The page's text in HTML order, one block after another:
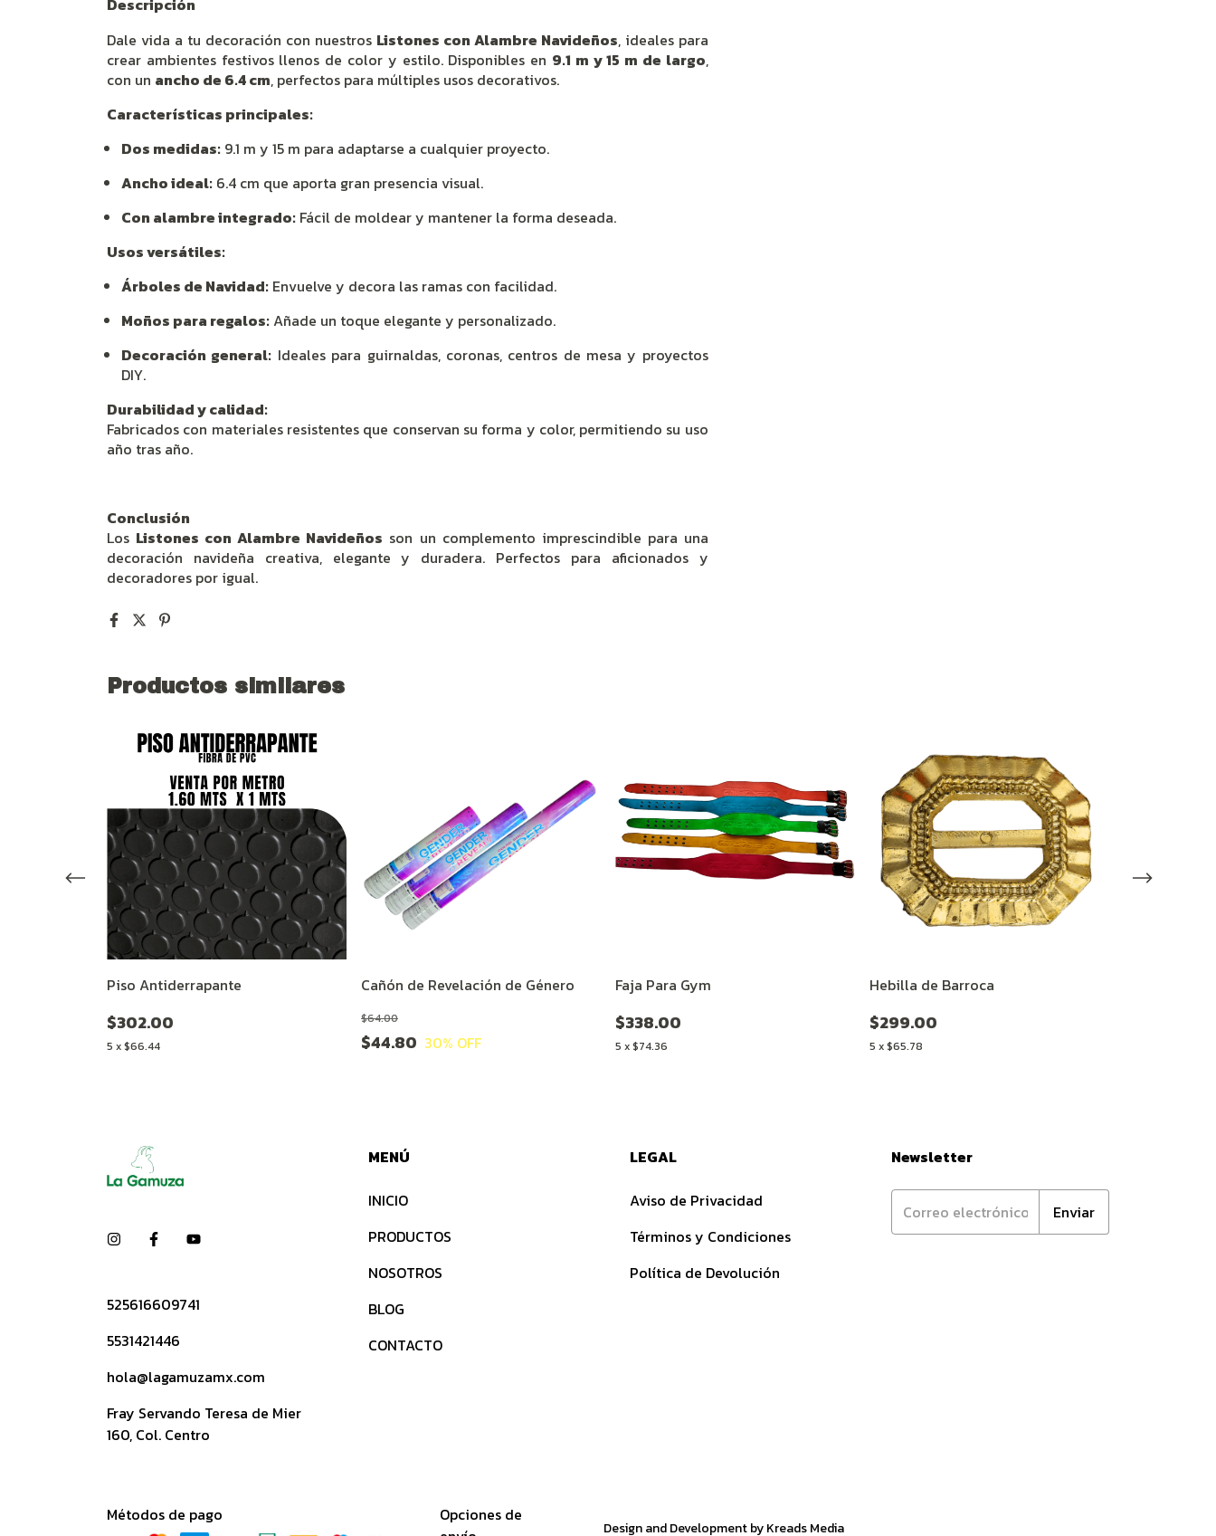
Descripción
Dale vida a tu decoración con nuestros Listones con Alambre Navideños, ideales para
crear ambientes festivos llenos de color y estilo. Disponibles en 9.1 m y 15 m de largo,
con un ancho de 6.4 cm, perfectos para múltiples usos decorativos.
Características principales:
Dos medidas: 9.1 m y 15 m para adaptarse a cualquier proyecto.
Ancho ideal: 6.4 cm que aporta gran presencia visual.
Con alambre integrado: Fácil de moldear y mantener la forma deseada.
Usos versátiles:
Árboles de Navidad: Envuelve y decora las ramas con facilidad.
Moños para regalos:Añade un toque elegante y personalizado.
Decoración general: Ideales para guirnaldas, coronas, centros de mesa y proyectos
DIY.
Durabilidad y calidad:
Fabricados con materiales resistentes que conservan su forma y color, permitiendo su uso
año tras año.
Conclusión
Los Listones con Alambre Navideños son un complemento imprescindible para una
decoración navideña creativa, elegante y duradera. Perfectos para aficionados y
decoradores por igual.
Productos similares
Piso Antiderrapante
$302.00
5 x$66.44
Cañón de Revelación de Género
$44.80
$64.00
30% OFF
Faja Para Gym
$338.00
5 x$74.36
Hebilla de Barroca
$299.00
5 x$65.78
525616609741
5531421446
hola@lagamuzamx.com
Fray Servando Teresa de Mier
160, Col. Centro
MENÚ
INICIO
PRODUCTOS
NOSOTROS
BLOG
CONTACTO
LEGAL
Aviso de Privacidad
Términos y Condiciones
Política de Devolución
Newsletter
Métodos de pago
Opciones de
Design and Development by Kreads Media